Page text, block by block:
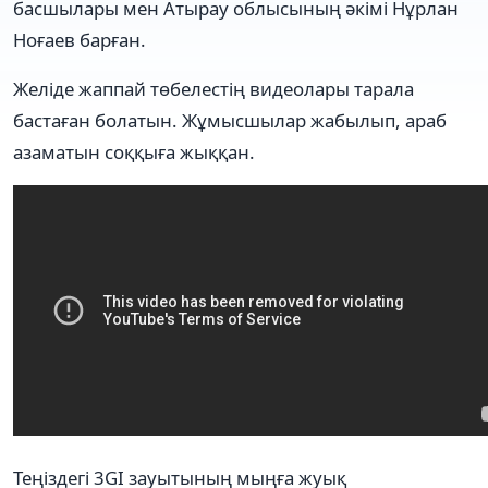
басшылары мен Атырау облысының әкімі Нұрлан
Ноғаев барған.
Желіде жаппай төбелестің видеолары тарала
бастаған болатын. Жұмысшылар жабылып, араб
азаматын соққыға жыққан.
Теңіздегі 3GI зауытының мыңға жуық